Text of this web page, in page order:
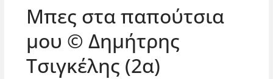
Μπες στα παπούτσια
μου © Δημήτρης
Τσιγκέλης (2α)